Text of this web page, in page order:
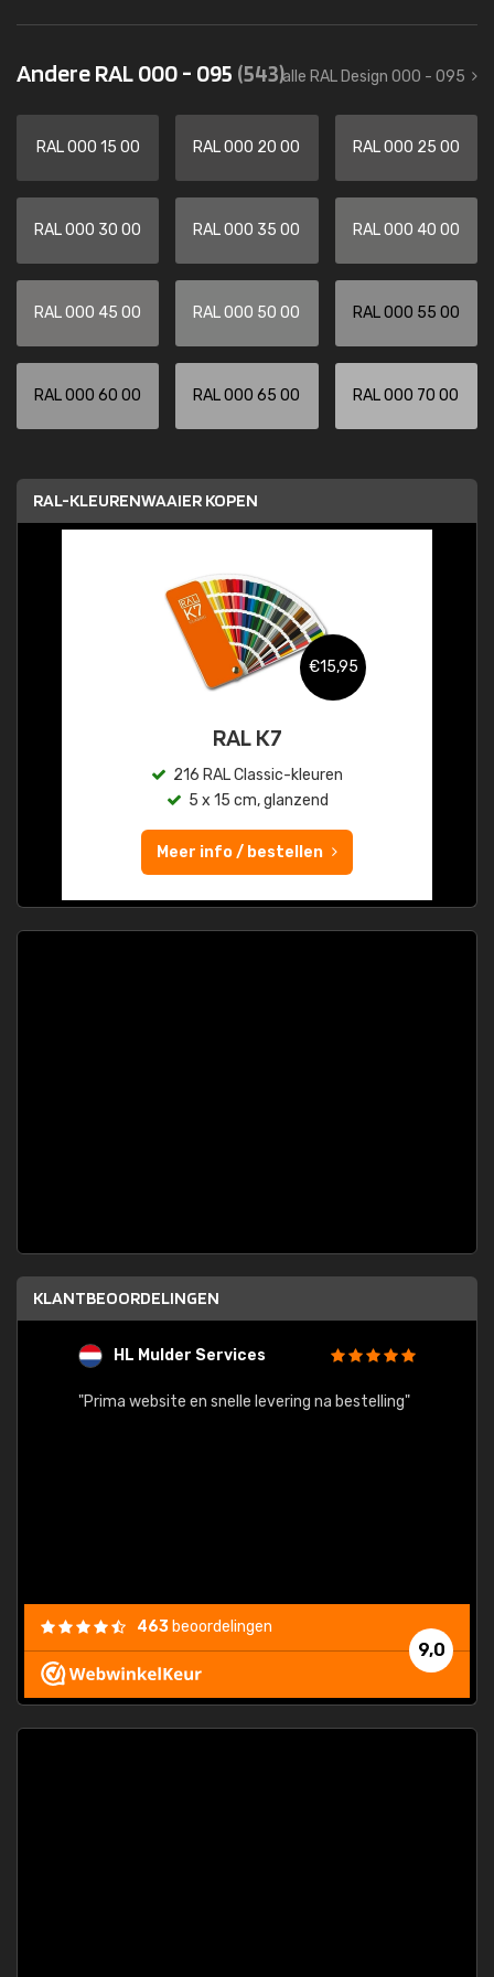
Andere RAL 000 - 095 (543)alle RAL Design 000 - 095
RAL 000 15 00 RAL 000 20 00 RAL 000 25 00
RAL 000 30 00 RAL 000 35 00 RAL 000 40 00
RAL 000 45 00 RAL 000 50 00 RAL 000 55 00
RAL 000 60 00 RAL 000 65 00 RAL 000 70 00
RAL-KLEURENWAAIER KOPEN
€15,95
RAL K7
216 RAL Classic-kleuren
5 x 15 cm, glanzend
Meer info / bestellen
KLANTBEOORDELINGEN
HL Mulder Services
"Prima website en snelle levering na bestelling"
9,0
463 beoordelingen